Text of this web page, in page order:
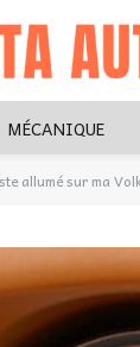
MÉCANIQUE
allumé sur ma